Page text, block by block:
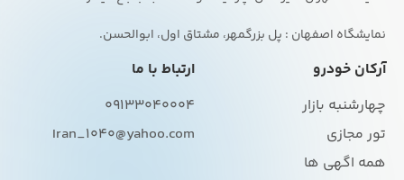
نمایشگاه اصفهان : پل بزرگمهر، مشتاق اول، ابوالحسن.
آرکان خودرو
چهارشنبه بازار
تور مجازی
همه اگهی ها
ارتباط با ما
09133040004
Iran_1040@yahoo.com